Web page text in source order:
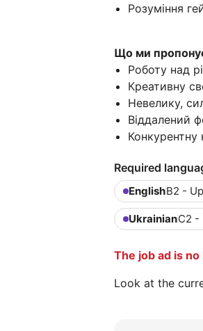
Розуміння
Що ми
Роботу над
Креативну
Невелику,
Віддалений
Конкурентну
Required
EnglishB2 -
UkrainianC2 -
The job ad is
Look at the